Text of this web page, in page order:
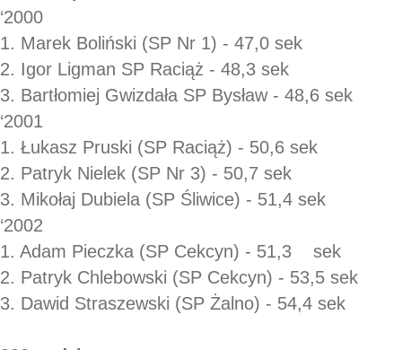
‘2000
1. Marek Boliński (SP Nr 1) - 47,0 sek
2. Igor Ligman SP Raciąż - 48,3 sek
3. Bartłomiej Gwizdała SP Bysław - 48,6 sek
‘2001
1. Łukasz Pruski (SP Raciąż) - 50,6 sek
2. Patryk Nielek (SP Nr 3) - 50,7 sek
3. Mikołaj Dubiela (SP Śliwice) - 51,4 sek
‘2002
1. Adam Pieczka (SP Cekcyn) - 51,3 sek
2. Patryk Chlebowski (SP Cekcyn) - 53,5 sek
3. Dawid Straszewski (SP Żalno) - 54,4 sek